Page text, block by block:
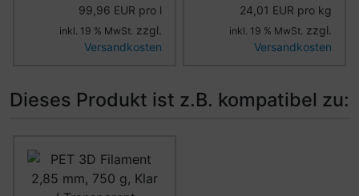
99,96 EUR pro l
inkl. 19 % MwSt. zzgl.
Versandkosten
24,01 EUR pro kg
inkl. 19 % MwSt. zzgl.
Versandkosten
Dieses Produkt ist z.B. kompatibel zu: